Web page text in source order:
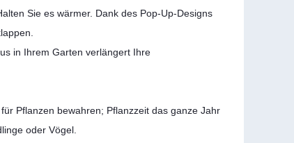
Sie es wärmer. Dank des Pop-Up-Designs
in Ihrem Garten verlängert Ihre
Pflanzen bewahren; Pflanzzeit das ganze Jahr
oder Vögel.